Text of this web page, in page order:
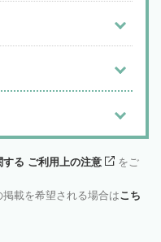
する ご利用上の注意
をご
掲載を希望される場合はこち